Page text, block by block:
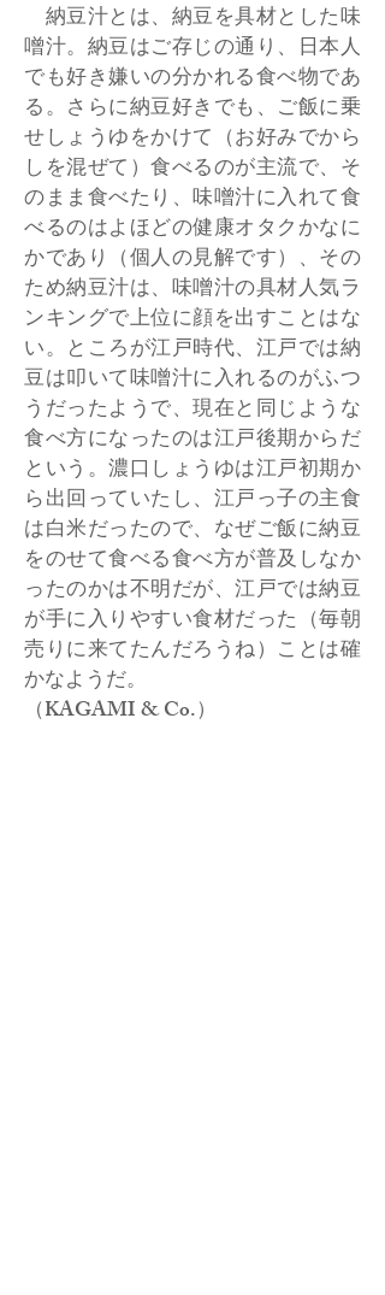
納豆汁とは、納豆を具材とした味
噌汁。納豆はご存じの通り、日本人
でも好き嫌いの分かれる食べ物であ
る。さらに納豆好きでも、ご飯に乗
せしょうゆをかけて（お好みでから
しを混ぜて）食べるのが主流で、そ
のまま食べたり、味噌汁に入れて食
べるのはよほどの健康オタクかなに
かであり（個人の見解です）、その
ため納豆汁は、味噌汁の具材人気ラ
ンキングで上位に顔を出すことはな
い。ところが江戸時代、江戸では納
豆は叩いて味噌汁に入れるのがふつ
うだったようで、現在と同じような
食べ方になったのは江戸後期からだ
という。濃口しょうゆは江戸初期か
ら出回っていたし、江戸っ子の主食
は白米だったので、なぜご飯に納豆
をのせて食べる食べ方が普及しなか
ったのかは不明だが、江戸では納豆
が手に入りやすい食材だった（毎朝
売りに来てたんだろうね）ことは確
かなようだ。
（KAGAMI & Co.）